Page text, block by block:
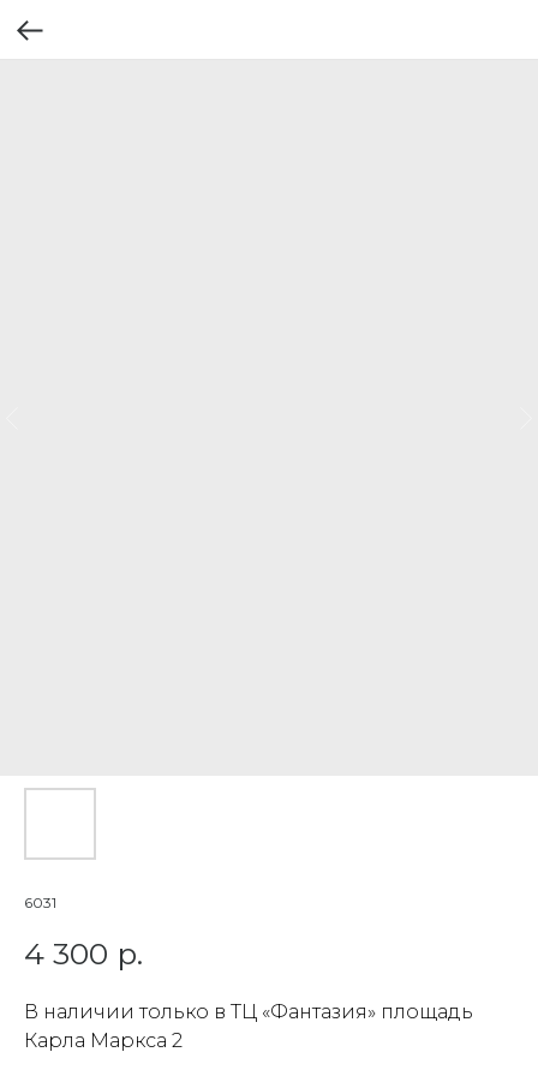
6031
4 300 р.
В наличии только в ТЦ «Фантазия» площадь
Карла Маркса 2